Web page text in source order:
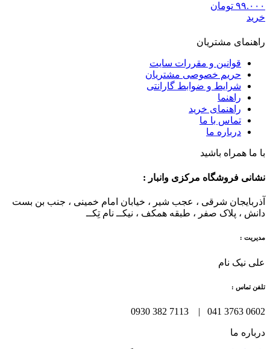
۹۹.۰۰۰ تومان
خرید
راهنمای مشتریان
قوانین و مقررات سایت
حریم خصوصی مشتریان
شرایط و ضوابط گارانتی
راهنما
راهنمای خرید
تماس با ما
درباره ما
با ما همراه باشید
نشانی فروشگاه مرکزی وانبار :
آذربایجان شرقی ، عجب شیر ، خیابان امام خمینی ، جنب بن بست
دانش ، پلاک صفر ، طبقه همکف ، نیکــ نام تِکــ
مدیریت :
علی نیک نام
تلفن تماس :
0602 3763 041 | 7113 382 0930
درباره ما